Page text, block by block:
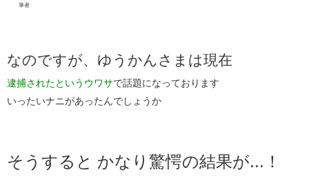
筆者
なのですが、ゆうかんさまは現在
逮捕されたというウワサで話題になっております
いったいナニがあったんでしょうか
そうすると かなり驚愕の結果が...！